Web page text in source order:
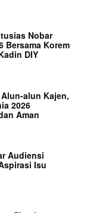
Nobar
Bersama Korem
DIY
alun Kajen,
2026
Aman
Audiensi
Isu